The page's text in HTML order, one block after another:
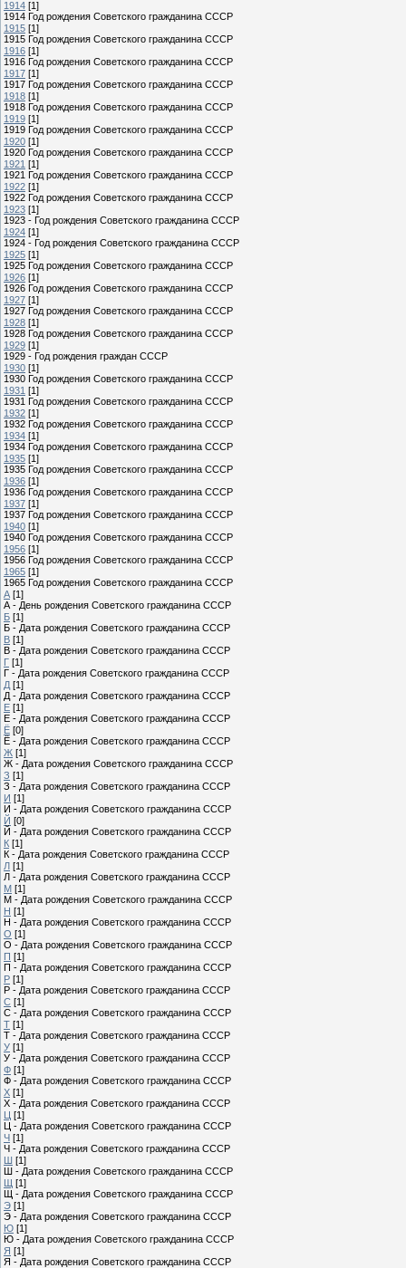
1914 [1]
1914 Год рождения Советского гражданина СССР
1915 [1]
1915 Год рождения Советского гражданина СССР
1916 [1]
1916 Год рождения Советского гражданина СССР
1917 [1]
1917 Год рождения Советского гражданина СССР
1918 [1]
1918 Год рождения Советского гражданина СССР
1919 [1]
1919 Год рождения Советского гражданина СССР
1920 [1]
1920 Год рождения Советского гражданина СССР
1921 [1]
1921 Год рождения Советского гражданина СССР
1922 [1]
1922 Год рождения Советского гражданина СССР
1923 [1]
1923 - Год рождения Советского гражданина СССР
1924 [1]
1924 - Год рождения Советского гражданина СССР
1925 [1]
1925 Год рождения Советского гражданина СССР
1926 [1]
1926 Год рождения Советского гражданина СССР
1927 [1]
1927 Год рождения Советского гражданина СССР
1928 [1]
1928 Год рождения Советского гражданина СССР
1929 [1]
1929 - Год рождения граждан СССР
1930 [1]
1930 Год рождения Советского гражданина СССР
1931 [1]
1931 Год рождения Советского гражданина СССР
1932 [1]
1932 Год рождения Советского гражданина СССР
1934 [1]
1934 Год рождения Советского гражданина СССР
1935 [1]
1935 Год рождения Советского гражданина СССР
1936 [1]
1936 Год рождения Советского гражданина СССР
1937 [1]
1937 Год рождения Советского гражданина СССР
1940 [1]
1940 Год рождения Советского гражданина СССР
1956 [1]
1956 Год рождения Советского гражданина СССР
1965 [1]
1965 Год рождения Советского гражданина СССР
А [1]
А - День рождения Советского гражданина СССР
Б [1]
Б - Дата рождения Советского гражданина СССР
В [1]
В - Дата рождения Советского гражданина СССР
Г [1]
Г - Дата рождения Советского гражданина СССР
Д [1]
Д - Дата рождения Советского гражданина СССР
Е [1]
Е - Дата рождения Советского гражданина СССР
Ё [0]
Ё - Дата рождения Советского гражданина СССР
Ж [1]
Ж - Дата рождения Советского гражданина СССР
З [1]
З - Дата рождения Советского гражданина СССР
И [1]
И - Дата рождения Советского гражданина СССР
Й [0]
Й - Дата рождения Советского гражданина СССР
К [1]
К - Дата рождения Советского гражданина СССР
Л [1]
Л - Дата рождения Советского гражданина СССР
М [1]
М - Дата рождения Советского гражданина СССР
Н [1]
Н - Дата рождения Советского гражданина СССР
О [1]
О - Дата рождения Советского гражданина СССР
П [1]
П - Дата рождения Советского гражданина СССР
Р [1]
Р - Дата рождения Советского гражданина СССР
С [1]
С - Дата рождения Советского гражданина СССР
Т [1]
Т - Дата рождения Советского гражданина СССР
У [1]
У - Дата рождения Советского гражданина СССР
Ф [1]
Ф - Дата рождения Советского гражданина СССР
Х [1]
Х - Дата рождения Советского гражданина СССР
Ц [1]
Ц - Дата рождения Советского гражданина СССР
Ч [1]
Ч - Дата рождения Советского гражданина СССР
Ш [1]
Ш - Дата рождения Советского гражданина СССР
Щ [1]
Щ - Дата рождения Советского гражданина СССР
Э [1]
Э - Дата рождения Советского гражданина СССР
Ю [1]
Ю - Дата рождения Советского гражданина СССР
Я [1]
Я - Дата рождения Советского гражданина СССР